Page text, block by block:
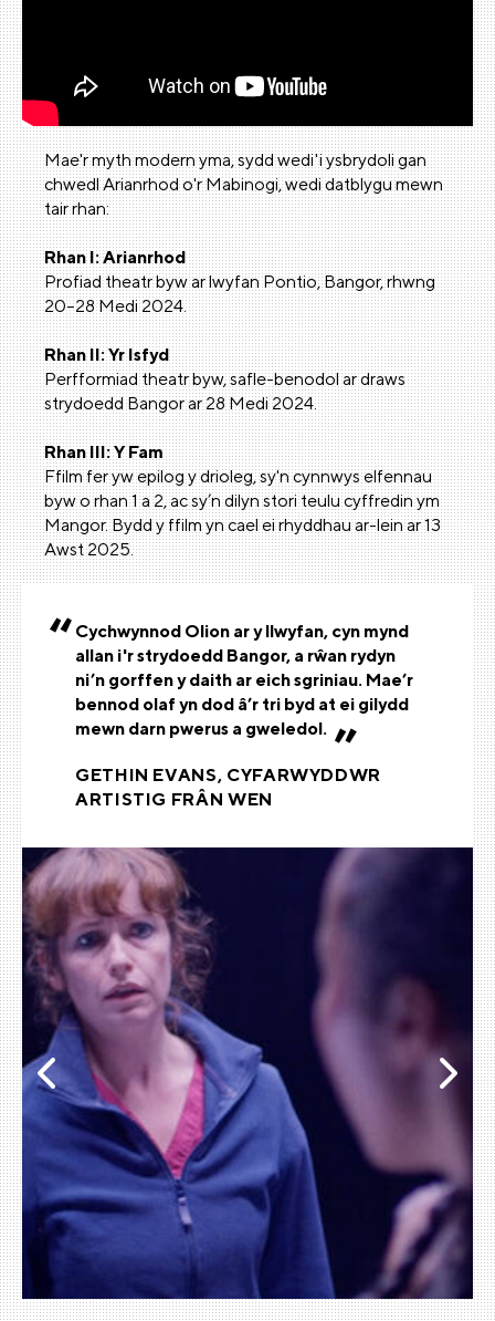
Mae'r myth modern yma, sydd wedi'i ysbrydoli gan
chwedl Arianrhod o'r Mabinogi, wedi datblygu mewn
tair rhan:
Rhan I: Arianrhod
Profiad theatr byw ar lwyfan Pontio, Bangor, rhwng
20–28 Medi 2024.
Rhan II: Yr Isfyd
Perfformiad theatr byw, safle-benodol ar draws
strydoedd Bangor ar 28 Medi 2024.
Rhan III: Y Fam
Ffilm fer yw epilog y drioleg, sy'n cynnwys elfennau
byw o rhan 1 a 2, ac sy’n dilyn stori teulu cyffredin ym
Mangor. Bydd y ffilm yn cael ei rhyddhau ar-lein ar 13
Awst 2025.
Cychwynnod Olion ar y llwyfan, cyn mynd
allan i'r strydoedd Bangor, a rŵan rydyn
ni’n gorffen y daith ar eich sgriniau. Mae’r
bennod olaf yn dod â’r tri byd at ei gilydd
mewn darn pwerus a gweledol.
GETHIN EVANS, CYFARWYDDWR
ARTISTIG FRÂN WEN